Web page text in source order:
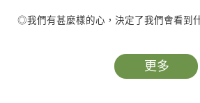
◎我們有甚麼樣的心，決定了我們會看到
更多